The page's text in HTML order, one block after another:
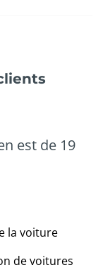
est de 19
la voiture
de voitures